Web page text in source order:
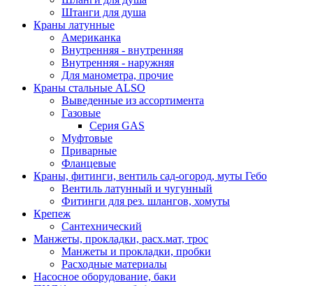
Штанги для душа
Краны латунные
Американка
Внутренняя - внутренняя
Внутренняя - наружняя
Для манометра, прочие
Краны стальные ALSO
Выведенные из ассортимента
Газовые
Серия GAS
Муфтовые
Приварные
Фланцевые
Краны, фитинги, вентиль сад-огород, муты Гебо
Вентиль латунный и чугунный
Фитинги для рез. шлангов, хомуты
Крепеж
Сантехнический
Манжеты, прокладки, расх.мат, трос
Манжеты и прокладки, пробки
Расходные материалы
Насосное оборудование, баки